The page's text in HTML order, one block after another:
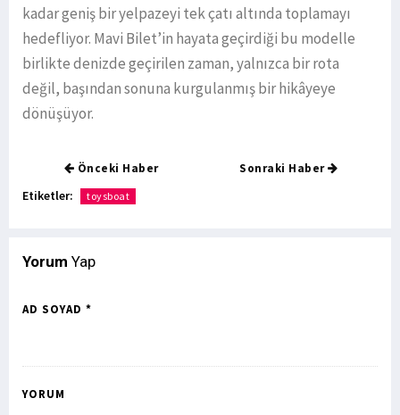
kadar geniş bir yelpazeyi tek çatı altında toplamayı
hedefliyor. Mavi Bilet’in hayata geçirdiği bu modelle
birlikte denizde geçirilen zaman, yalnızca bir rota
değil, başından sonuna kurgulanmış bir hikâyeye
dönüşüyor.
Önceki Haber Sonraki Haber
Etiketler: toysboat
Yorum Yap
AD SOYAD *
YORUM